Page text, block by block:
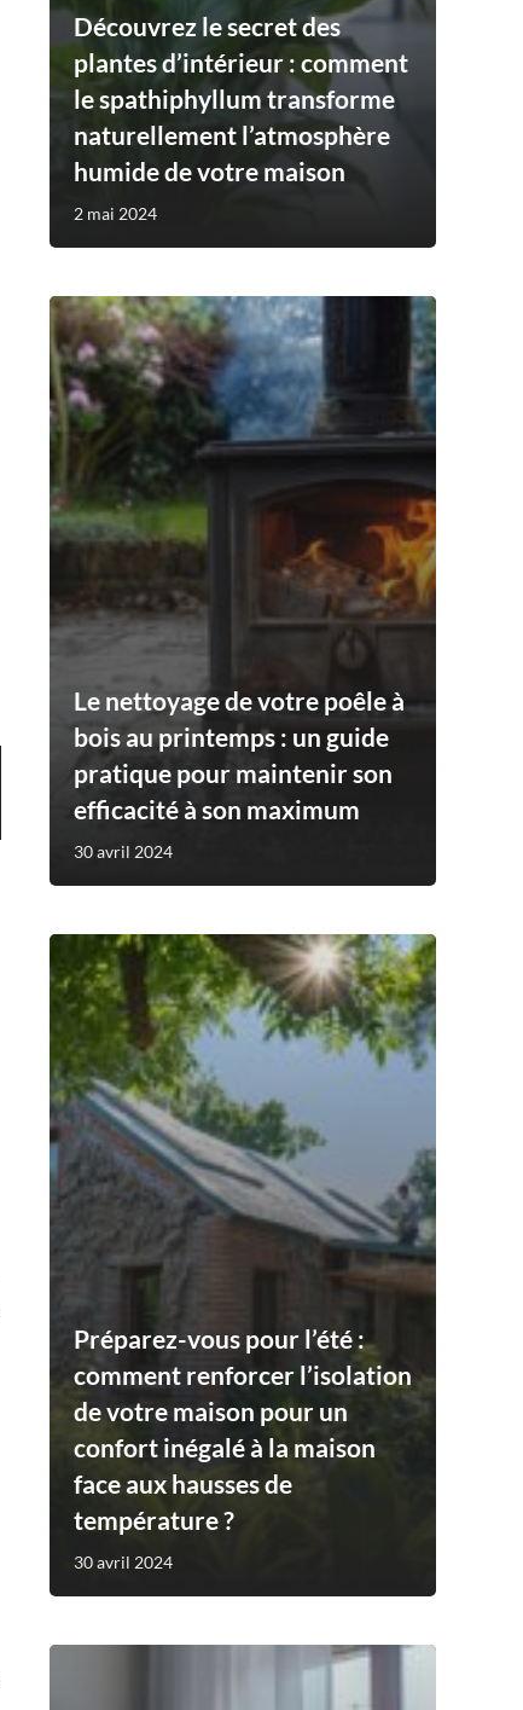
Découvrez le secret des
plantes d’intérieur : comment
le spathiphyllum transforme
naturellement l’atmosphère
humide de votre maison
2 mai 2024
Le nettoyage de votre poêle à
bois au printemps : un guide
pratique pour maintenir son
efficacité à son maximum
30 avril 2024
Préparez-vous pour l’été :
comment renforcer l’isolation
de votre maison pour un
confort inégalé à la maison
face aux hausses de
température ?
30 avril 2024